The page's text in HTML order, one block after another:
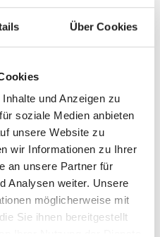
Über Cookies
und Anzeigen zu
soziale Medien anbieten
unsere Website zu
wir Informationen zu Ihrer
an unsere Partner für
Analysen weiter. Unsere
möglicherweise mit
Sie ihnen bereitgestellt